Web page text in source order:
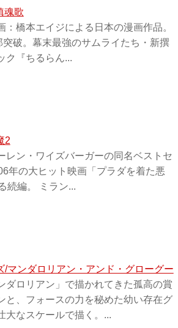
魂歌
：橋本エイジによる日本の漫画作品。
破。幕末最強のサムライたち・新撰
ク『ちるらん...
2
レン・ワイズバーガーの同名ベストセ
年の大ヒット映画「プラダを着た悪
続編。 ミラン...
/マンダロリアン・アンド・グローグー
ダロリアン」で描かれてきた孤高の賞
と、フォースの力を秘めた幼い存在グ
大なスケールで描く。...